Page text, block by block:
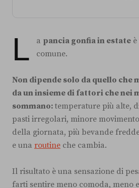
L a pancia gonfia in estate
comune.
Non dipende solo da quello che
da un insieme di fattori che nei
sommano: temperature più alte,
pasti irregolari, minore
della giornata, più bevande
e una routine che cambia.
Il risultato è una sensazione di
farti sentire meno comoda, meno